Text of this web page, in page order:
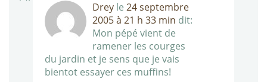
Drey le 24 septembre
2005 à 21 h 33 min dit:
Mon pépé vient de
ramener les courges
du jardin et je sens que je vais
bientot essayer ces muffins!